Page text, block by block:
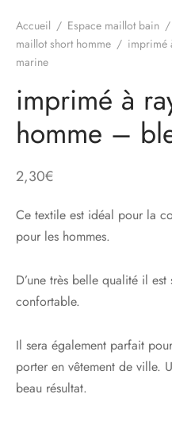
Accueil / Espace maillot bain /
maillot short homme / imprimé
marine
imprimé à
homme –
2,30€
Ce textile est idéal pour la
pour les hommes.
D’une très belle qualité il
confortable.
Il sera également parfait
porter en vêtement de ville.
beau résultat.